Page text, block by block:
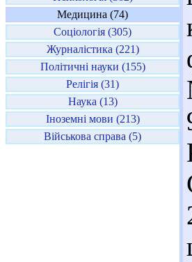
Медицина (74)
Соціологія (305)
Журналістика (221)
Політичні науки (155)
Релігія (31)
Наука (13)
Іноземні мови (213)
Військова справа (5)